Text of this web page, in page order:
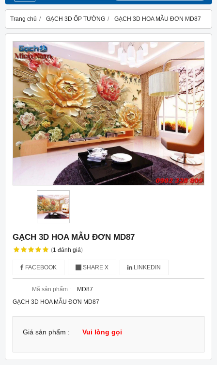
Trang chủ GẠCH 3D ỐP TƯỜNG GẠCH 3D HOA MẪU ĐƠN MD87
GẠCH 3D HOA MẪU ĐƠN MD87
(1 đánh giá)
FACEBOOK SHARE X LINKEDIN
Mã sản phẩm :
MD87
GẠCH 3D HOA MẪU ĐƠN MD87
Giá sản phẩm : Vui lòng gọi